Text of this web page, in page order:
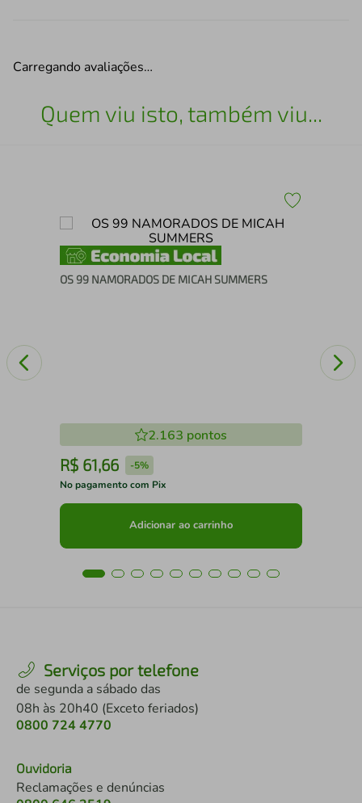
Carregando avaliações…
Quem viu isto, também viu...
OS 99 NAMORADOS DE MICAH SUMMERS
2.163 pontos
R$ 61,66 -5%
No pagamento com Pix
Adicionar ao carrinho
Serviços por telefone
de segunda a sábado das
08h às 20h40 (Exceto feriados)
0800 724 4770
Ouvidoria
Reclamações e denúncias